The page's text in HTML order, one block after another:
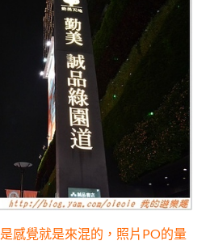
感覺就是來混的 ，照片PO的量